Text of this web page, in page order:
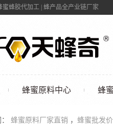
蜜蜂胶代加工 | 蜂产品全产业链厂家
蜂蜜原料中心 蜂
们蜂蜜原料厂家直销 ， 蜂蜜批发